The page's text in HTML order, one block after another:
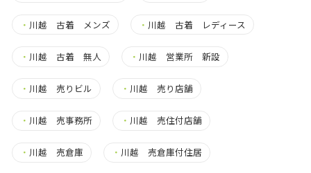
・ 川越 古着 メンズ ・ 川越 古着 レディース
・ 川越 古着 無人 ・ 川越 営業所 新設
・ 川越 売りビル ・ 川越 売り店舗
・ 川越 売事務所 ・ 川越 売住付店舗
・ 川越 売倉庫 ・ 川越 売倉庫付住居